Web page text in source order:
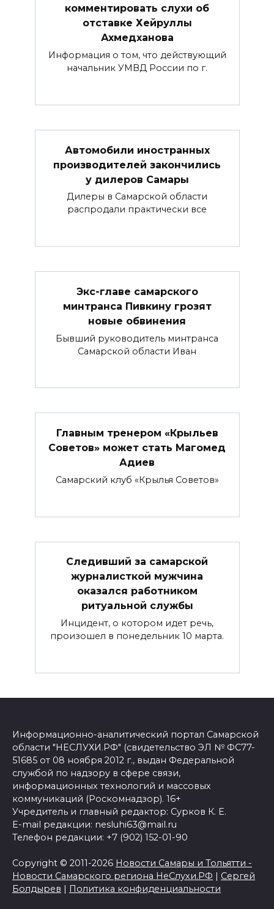
комментировать слухи об
отставке Хейруллы
Ахмедханова
Информация о том, что действующий
начальник УМВД России по г.
Автомобили иностранных
производителей закончились
у дилеров Самары
Дилеры в Самарской области
распродали практически все
Экс-главе самарского
минтранса Пивкину грозят
новые обвинения
Бывший руководитель минтранса
Самарской области Иван
Главным тренером «Крыльев
Советов» может стать Магомед
Адиев
Самарский клуб «Крылья Советов»
Следивший за самарской
журналисткой мужчина
оказался работником
ритуальной службы
Инцидент, о котором идет речь,
произошел в понедельник 10 марта.
Информационно-аналитический портал Самарской
области "НЕСЛУХИ.РФ" (свидетельство ЭЛ № ФС77-
51685 от 08 ноября 2012 г., выдан Федеральной
службой по надзору в сфере связи,
информационных технологий и массовых
коммуникаций (Роскомнадзор). 16+
Учредитель и главный редактор: Сурков К. Е.
E-mail редакции: nesluhi63@mail.ru
Телефон редакции: +7 (902) 152-01-90
Copyright © 2011-2026 Новости Самары и Тольятти -
Новости Самарского региона НеСлухи.РФ | Сергей
Болдырев | Политика конфиденциальности